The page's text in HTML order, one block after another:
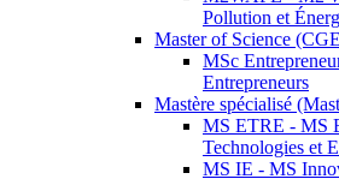
Pollution et
Master of Science
MSc
Entrepreneurs
Mastère spécialisé
MS ETRE - MS
Technologies et
MS IE - MS